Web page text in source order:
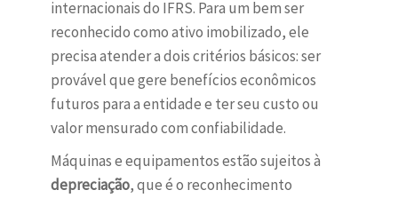
internacionais do IFRS. Para um bem ser
reconhecido como ativo imobilizado, ele
precisa atender a dois critérios básicos: ser
provável que gere benefícios econômicos
futuros para a entidade e ter seu custo ou
valor mensurado com confiabilidade.
Máquinas e equipamentos estão sujeitos à
depreciação, que é o reconhecimento